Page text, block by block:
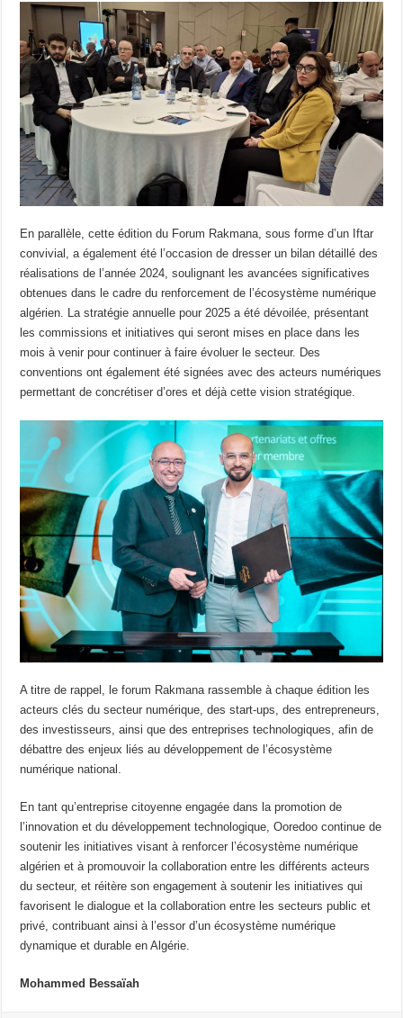
En parallèle, cette édition du Forum Rakmana, sous forme d’un Iftar
convivial, a également été l’occasion de dresser un bilan détaillé des
réalisations de l’année 2024, soulignant les avancées significatives
obtenues dans le cadre du renforcement de l’écosystème numérique
algérien. La stratégie annuelle pour 2025 a été dévoilée, présentant
les commissions et initiatives qui seront mises en place dans les
mois à venir pour continuer à faire évoluer le secteur. Des
conventions ont également été signées avec des acteurs numériques
permettant de concrétiser d’ores et déjà cette vision stratégique.
A titre de rappel, le forum Rakmana rassemble à chaque édition les
acteurs clés du secteur numérique, des start-ups, des entrepreneurs,
des investisseurs, ainsi que des entreprises technologiques, afin de
débattre des enjeux liés au développement de l’écosystème
numérique national.
En tant qu’entreprise citoyenne engagée dans la promotion de
l’innovation et du développement technologique, Ooredoo continue de
soutenir les initiatives visant à renforcer l’écosystème numérique
algérien et à promouvoir la collaboration entre les différents acteurs
du secteur, et réitère son engagement à soutenir les initiatives qui
favorisent le dialogue et la collaboration entre les secteurs public et
privé, contribuant ainsi à l’essor d’un écosystème numérique
dynamique et durable en Algérie.
Mohammed Bessaïah